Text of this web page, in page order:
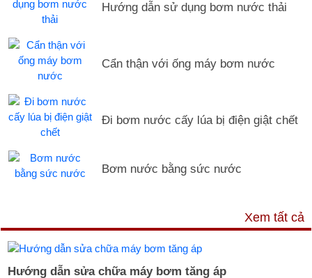
Hướng dẫn sử dụng bơm nước thải
Cẩn thận với ống máy bơm nước
Đi bơm nước cấy lúa bị điện giật chết
Bơm nước bằng sức nước
Xem tất cả
Hướng dẫn sửa chữa máy bơm tăng áp